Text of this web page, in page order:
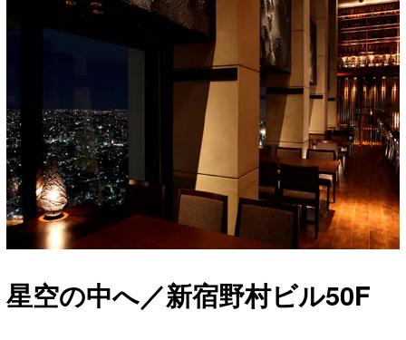
星空の中へ／新宿野村ビル50F